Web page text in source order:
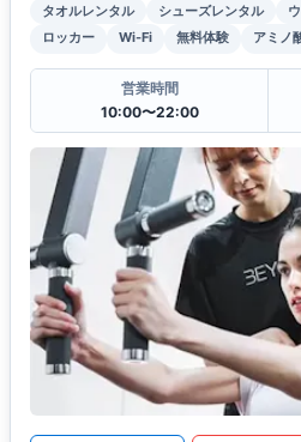
タオルレンタル シューズレンタル
ロッカー
Wi-Fi 無料体験 アミノ
営業時間
10:00〜22:00